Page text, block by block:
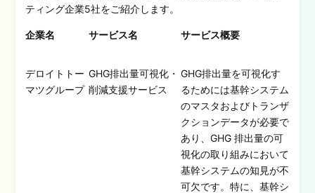
ティング企業5社をご紹介します。
企業名 サービス名 サービス概要
デロイトトー
マツグループ
GHG排出量可視化・
削減支援サービス
GHG排出量を可視化す
るためには基幹システム
のマスタおよびトランザ
クションデータが必要で
あり、GHG 排出量の可
視化の取り組みにおいて
基幹システムの知見が不
可欠です。特に、基幹シ